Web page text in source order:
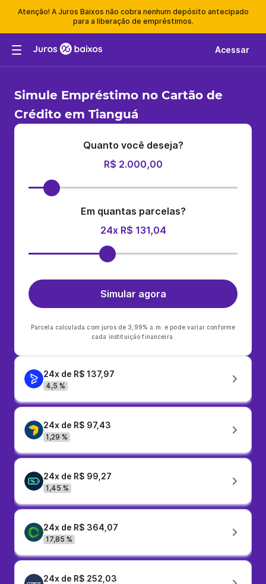
Atenção! A Juros Baixos não cobra nenhum depósito antecipado
para a liberação de empréstimos.
Acessar
Simule Empréstimo no Cartão de
Crédito em Tianguá
Quanto você deseja?
R$ 2.000,00
Em quantas parcelas?
24x R$ 131,04
Simular agora
Parcela calculada com juros de 3,99% a.m. e pode variar conforme
cada instituição financeira.
24x de R$ 137,97
4,5 %
24x de R$ 97,43
1,29 %
24x de R$ 99,27
1,45 %
24x de R$ 364,07
17,85 %
24x de R$ 252,03